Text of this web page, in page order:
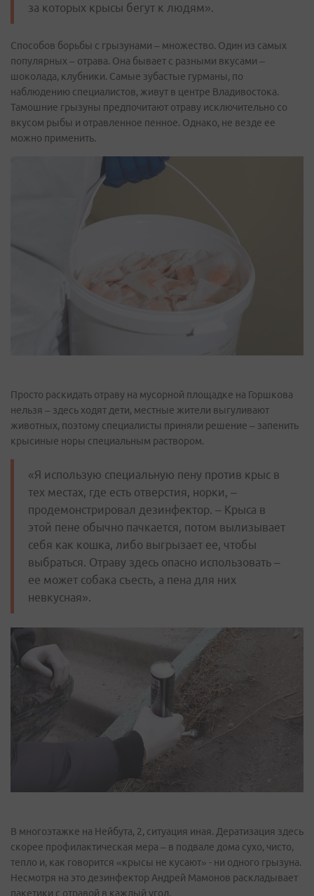
за которых крысы бегут к людям».
Способов борьбы с грызунами – множество. Один из самых
популярных – отрава. Она бывает с разными вкусами –
шоколада, клубники. Самые зубастые гурманы, по
наблюдению специалистов, живут в центре Владивостока.
Тамошние грызуны предпочитают отраву исключительно со
вкусом рыбы и отравленное пенное. Однако, не везде ее
можно применить.
Просто раскидать отраву на мусорной площадке на Горшкова
нельзя – здесь ходят дети, местные жители выгуливают
животных, поэтому специалисты приняли решение – запенить
крысиные норы специальным раствором.
«Я использую специальную пену против крыс в
тех местах, где есть отверстия, норки, –
продемонстрировал дезинфектор. – Крыса в
этой пене обычно пачкается, потом вылизывает
себя как кошка, либо выгрызает ее, чтобы
выбраться. Отраву здесь опасно использовать –
ее может собака съесть, а пена для них
невкусная».
В многоэтажке на Нейбута, 2, ситуация иная. Дератизация здесь
скорее профилактическая мера – в подвале дома сухо, чисто,
тепло и, как говорится «крысы не кусают» - ни одного грызуна.
Несмотря на это дезинфектор Андрей Мамонов раскладывает
пакетики с отравой в каждый угол.